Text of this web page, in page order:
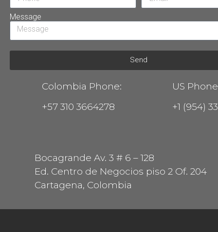
Message
Send
Colombia Phone:
+57 310 3664278
US
+1 (954)
Bocagrande Av. 3 # 6 – 128
Ed. Centro de Negocios piso 2 Of. 204
Cartagena, Colombia